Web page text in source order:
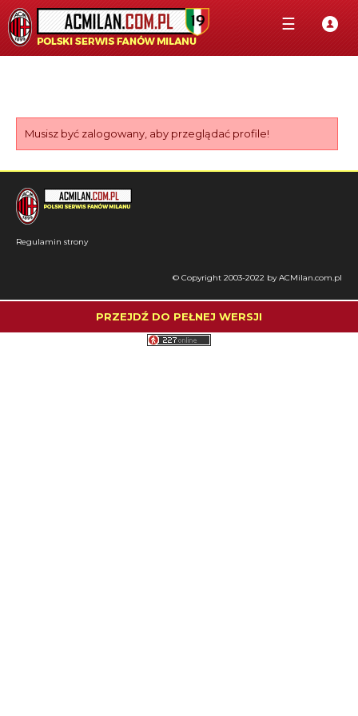
☰
Musisz być zalogowany, aby przeglądać profile!
Regulamin strony
© Copyright 2003-2022 by ACMilan.com.pl
PRZEJDŹ DO PEŁNEJ WERSJI